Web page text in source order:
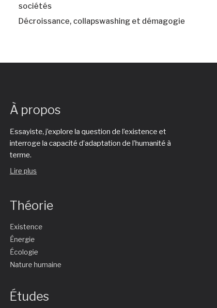
sociétés
Décroissance, collapswashing et démagogie
À propos
Essayiste, j’explore la question de l’existence et
interroge la capacité d’adaptation de l’humanité à
terme.
Lire plus
Théorie
Existence
Énergie
Écologie
Nature humaine
Études